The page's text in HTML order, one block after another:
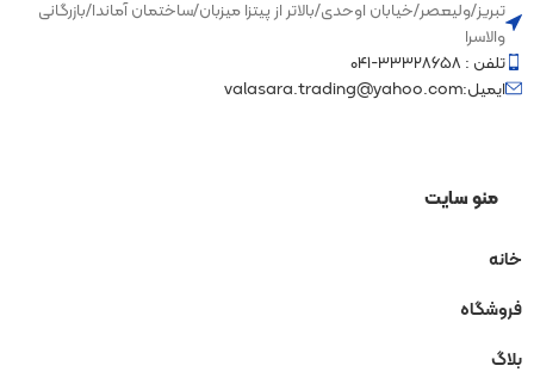
تبریز/ولیعصر/خیابان اوحدی/بالاتر از پیتزا میزبان/ساختمان آماندا/بازرگانی
والاسرا
تلفن : ۳۳۳۲۸۶۵۸-۰۴۱
ایمیل:valasara.trading@yahoo.com
منو سایت
خانه
فروشگاه
بلاگ